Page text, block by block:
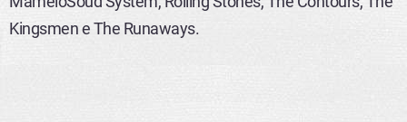
Kingsmen e The Runaways.